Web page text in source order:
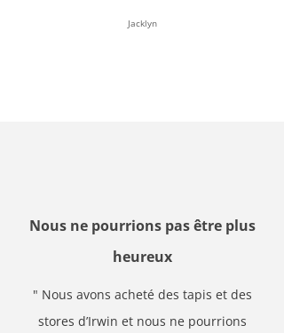
Jacklyn
Nous ne pourrions pas être plus
heureux
" Nous avons acheté des tapis et des
stores d’Irwin et nous ne pourrions